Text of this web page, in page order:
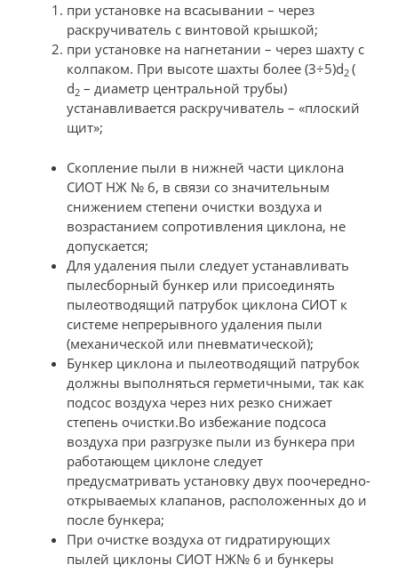
при установке на всасывании – через
раскручиватель с винтовой крышкой;
при установке на нагнетании – через шахту с
колпаком. При высоте шахты более (3÷5)d2 (
d2 – диаметр центральной трубы)
устанавливается раскручиватель – «плоский
щит»;
Скопление пыли в нижней части циклона
СИОТ НЖ № 6, в связи со значительным
снижением степени очистки воздуха и
возрастанием сопротивления циклона, не
допускается;
Для удаления пыли следует устанавливать
пылесборный бункер или присоединять
пылеотводящий патрубок циклона СИОТ к
системе непрерывного удаления пыли
(механической или пневматической);
Бункер циклона и пылеотводящий патрубок
должны выполняться герметичными, так как
подсос воздуха через них резко снижает
степень очистки.Во избежание подсоса
воздуха при разгрузке пыли из бункера при
работающем циклоне следует
предусматривать установку двух поочередно-
открываемых клапанов, расположенных до и
после бункера;
При очистке воздуха от гидратирующих
пылей циклоны СИОТ НЖ№ 6 и бункеры